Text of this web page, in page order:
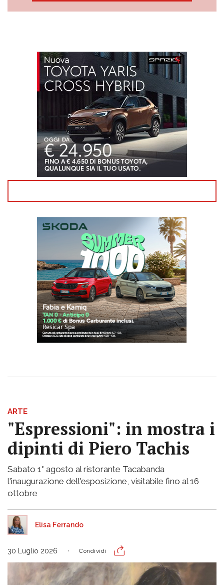
ARTE
"Espressioni": in mostra i
dipinti di Piero Tachis
Sabato 1° agosto al ristorante Tacabanda
l'inaugurazione dell'esposizione, visitabile fino al 16
ottobre
Elisa Ferrando
30 Luglio 2026 Condividi